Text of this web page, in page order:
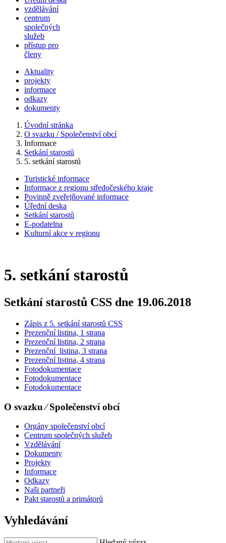
vzdělávání
centrum
společných
služeb
přístup pro
členy
Aktuality
projekty
informace
odkazy
dokumenty
Úvodní stránka
O svazku / Společenství obcí
Informace
Setkání starostů
5. setkání starostů
Turistické informace
Informace z regionu středočeského kraje
Povinně zveřejňované informace
Úřední deska
Setkání starostů
E-podatelna
Kulturní akce v regionu
5. setkání starostů
Setkání starostů CSS dne 19.06.2018
Zápis z 5. setkání starostů CSS
Prezenční listina, 1 strana
Prezenční listina, 2 strana
Prezenční listina, 3 strana
Prezenční listina, 4 strana
Fotodokumentace
Fotodokumentace
Fotodokumentace
O svazku ⁄ Společenství obcí
Orgány společenství obcí
Centrum společných služeb
Vzdělávání
Dokumenty
Projekty
Informace
Odkazy
Naši partneři
Pakt starostů a primátorů
Vyhledávání